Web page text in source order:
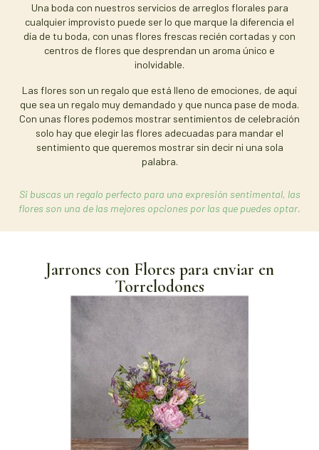
Una boda con nuestros servicios de arreglos florales para
cualquier improvisto puede ser lo que marque la diferencia el
día de tu boda, con unas flores frescas recién cortadas y con
centros de flores que desprendan un aroma único e
inolvidable.
Las flores son un regalo que está lleno de emociones, de aquí
que sea un regalo muy demandado y que nunca pase de moda.
Con unas flores podemos mostrar sentimientos de celebración
solo hay que elegir las flores adecuadas para mandar el
sentimiento que queremos mostrar sin decir ni una sola
palabra.
Si buscas un regalo perfecto para una expresión sentimental, las
flores son una de las mejores opciones por las que puedes optar.
Jarrones con Flores para enviar en
Torrelodones